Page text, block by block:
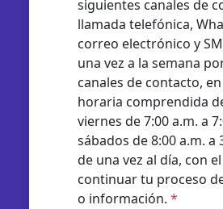
siguientes canales de
llamada telefónica,
correo electrónico y
una vez a la semana
canales de contacto,
horaria comprendida
viernes de 7:00 a.m. a
sábados de 8:00 a.m. a
de una vez al día, con
continuar tu proceso
o información. *